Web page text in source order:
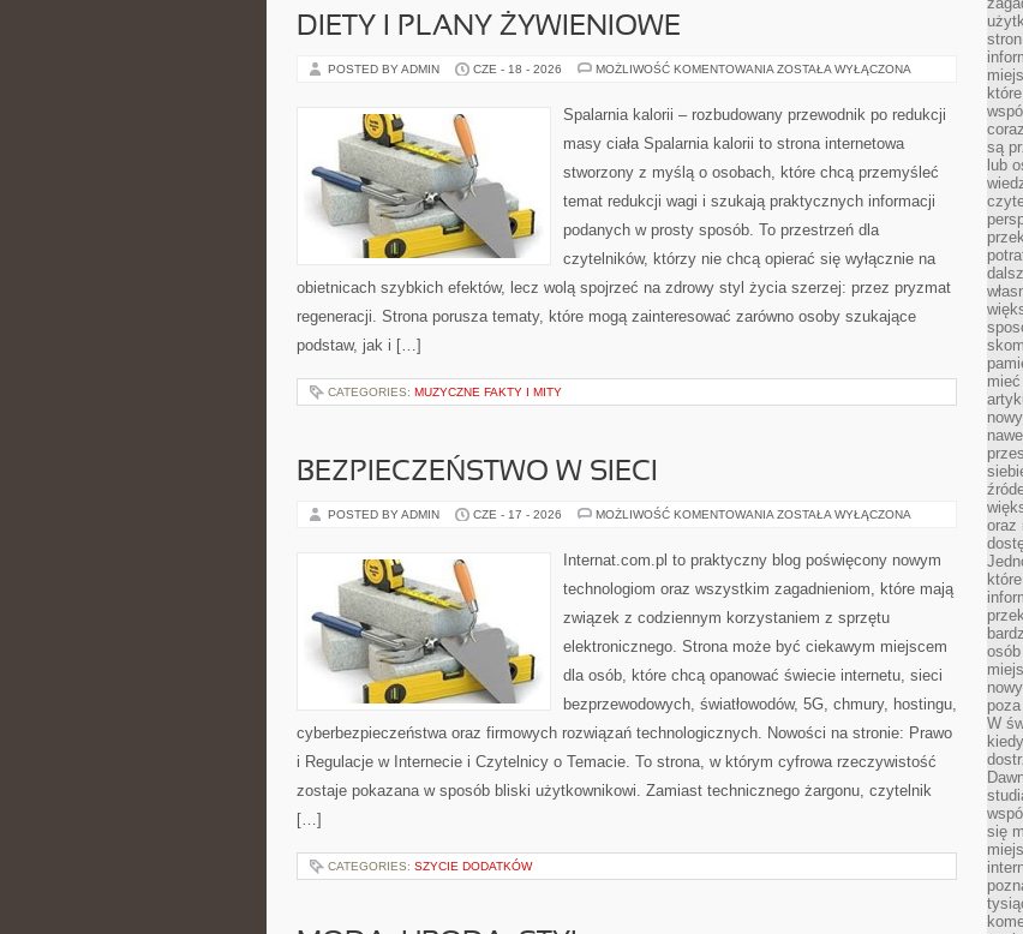
DIETY I PLANY ŻYWIENIOWE
POSTED BY ADMIN CZE - 18 - 2026 MOŻLIWOŚĆ KOMENTOWANIA DIETY
ŻYWIENIOWE
ZOSTAŁA WYŁĄCZONA
Spalarnia kalorii – rozbudowany przewodnik po redukcji
masy ciała Spalarnia kalorii to strona internetowa
stworzony z myślą o osobach, które chcą przemyśleć
temat redukcji wagi i szukają praktycznych informacji
podanych w prosty sposób. To przestrzeń dla
czytelników, którzy nie chcą opierać się wyłącznie na
obietnicach szybkich efektów, lecz wolą spojrzeć na zdrowy styl życia szerzej: przez pryzmat
regeneracji. Strona porusza tematy, które mogą zainteresować zarówno osoby szukające
podstaw, jak i […]
CATEGORIES: MUZYCZNE FAKTY I MITY
BEZPIECZEŃSTWO W SIECI
POSTED BY ADMIN CZE - 17 - 2026 MOŻLIWOŚĆ KOMENTOWANIA BEZPIECZEŃSTWO
ZOSTAŁA WYŁĄCZONA
Internat.com.pl to praktyczny blog poświęcony nowym
technologiom oraz wszystkim zagadnieniom, które mają
związek z codziennym korzystaniem z sprzętu
elektronicznego. Strona może być ciekawym miejscem
dla osób, które chcą opanować świecie internetu, sieci
bezprzewodowych, światłowodów, 5G, chmury, hostingu,
cyberbezpieczeństwa oraz firmowych rozwiązań technologicznych. Nowości na stronie: Prawo
i Regulacje w Internecie i Czytelnicy o Temacie. To strona, w którym cyfrowa rzeczywistość
zostaje pokazana w sposób bliski użytkownikowi. Zamiast technicznego żargonu, czytelnik
[…]
CATEGORIES: SZYCIE DODATKÓW
są
lub
oraz
W
się